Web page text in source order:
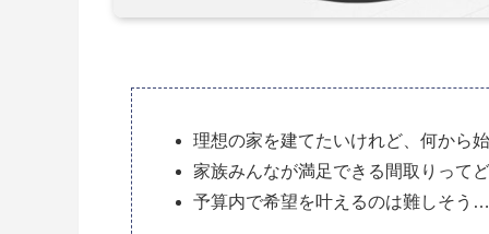
理想の家を建てたいけれど、何から
家族みんなが満足できる間取りって
予算内で希望を叶えるのは難しそう…